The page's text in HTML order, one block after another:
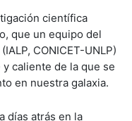
científica
que un equipo del
CONICET-UNLP)
caliente de la que se
en nuestra galaxia.
días atrás en la